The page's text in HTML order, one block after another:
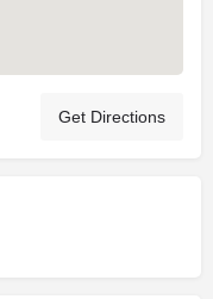
Get Directions